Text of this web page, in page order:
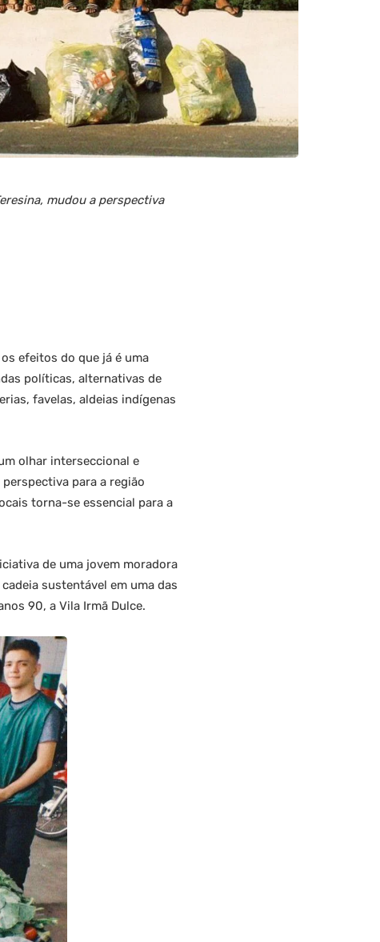
mudou a perspectiva
efeitos do que já é uma
políticas, alternativas de
favelas, aldeias indígenas
olhar interseccional e
para a região
torna-se essencial para a
de uma jovem moradora
sustentável em uma das
90, a Vila Irmã Dulce.